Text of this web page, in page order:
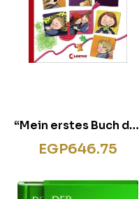
“Mein erstes Buch der
Gefühle Von Wut,
EGP646.75